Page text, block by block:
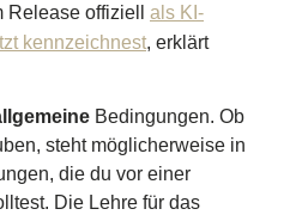
Release offiziell als KI-
kennzeichnest, erklärt
Bedingungen. Ob
steht möglicherweise in
die du vor einer
Die Lehre für das